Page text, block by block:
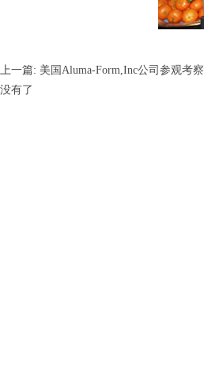
上一篇: 美国Aluma-Form,Inc公司参观考察
没有了